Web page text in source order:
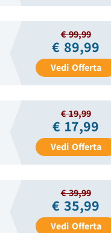
€ 99,99
€ 89,99
Vedi Offerta
€ 19,99
€ 17,99
Vedi Offerta
€ 39,99
€ 35,99
Vedi Offerta